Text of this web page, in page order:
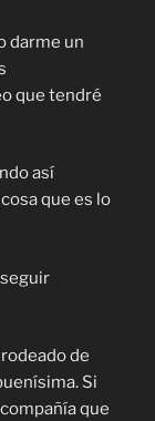
darme un
que tendré
así
que es lo
de
Si
que